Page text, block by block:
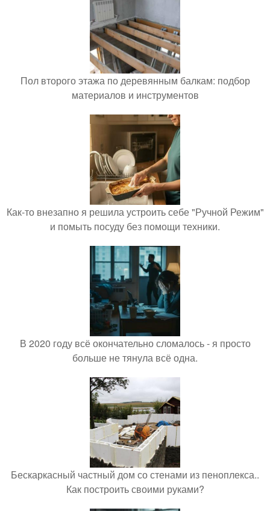
Пол второго этажа по деревянным балкам: подбор
материалов и инструментов
Как-то внезапно я решила устроить себе "Ручной Режим"
и помыть посуду без помощи техники.
В 2020 году всё окончательно сломалось - я просто
больше не тянула всё одна.
Бескаркасный частный дом со стенами из пеноплекса..
Как построить своими руками?